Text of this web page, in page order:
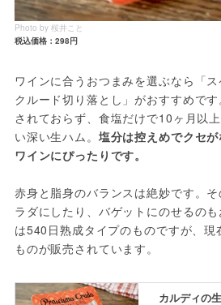
Photo by 桜井こと
税込価格：298円
ワインに合うおつまみを選ぶなら「
クルード切り落とし」がおすすめで
されておらず、食塩だけで10ヶ月以
い深い生ハム。 塩分は控えめでクセ
ワインにぴったりです。
赤身と脂身のバランスは絶妙です。
ラダにしたり、バゲットにのせるの
は540日熟成タイプのものですが、
ものが販売されています。
カルディの